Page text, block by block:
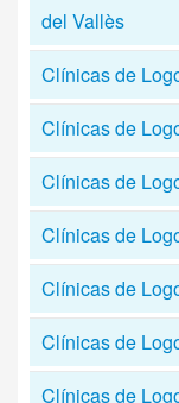
del Vallès
Clínicas de
Clínicas de
Clínicas de
Clínicas de
Clínicas de
Clínicas de
Clínicas de